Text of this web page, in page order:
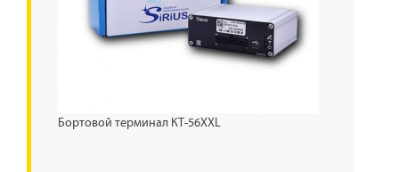
Бортовой терминал КТ-56XXL